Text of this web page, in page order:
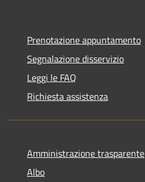
Prenotazione appuntamento
Segnalazione disservizio
Leggi le FAQ
Richiesta assistenza
Amministrazione trasparente
Albo